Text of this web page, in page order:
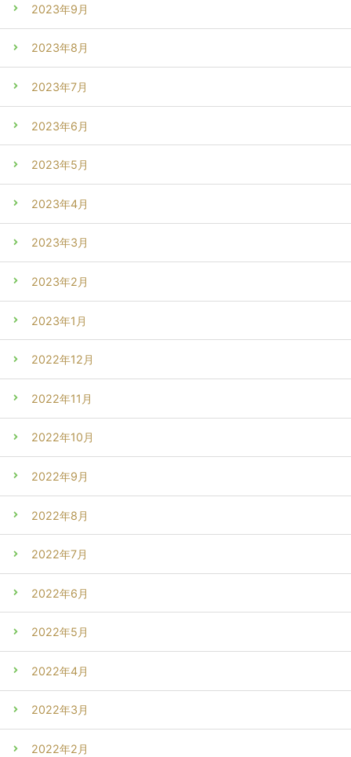
2023年9月
2023年8月
2023年7月
2023年6月
2023年5月
2023年4月
2023年3月
2023年2月
2023年1月
2022年12月
2022年11月
2022年10月
2022年9月
2022年8月
2022年7月
2022年6月
2022年5月
2022年4月
2022年3月
2022年2月